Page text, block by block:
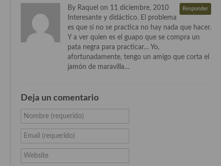
Ensaladas
Gazpachos, salmorejos, sopas y cremas frías
Arroces Y fideuás
Legumbres y cereales
Cuscús
Huevos
By Raquel on 11 diciembre, 2010 Responder
Interesante y didáctico. El problema
es que si no se practica no hay nada que hacer.
Y a ver quien es el guapo que se compra un
pata negra para practicar… Yo,
afortunadamente, tengo un amigo que corta el
jamón de maravilla…
Deja un comentario
Nombre (requerido)
Email (requerido)
Website